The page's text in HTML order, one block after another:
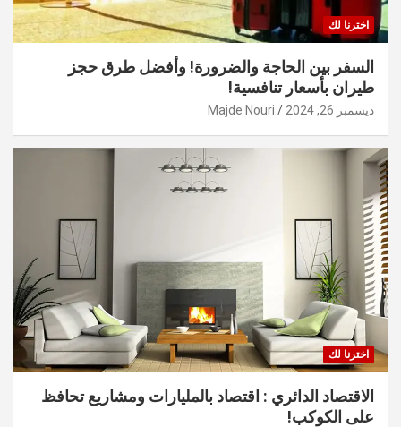
اخترنا لك
السفر بين الحاجة والضرورة! وأفضل طرق حجز
طيران بأسعار تنافسية!
ديسمبر 26, 2024 Majde Nouri
اخترنا لك
الاقتصاد الدائري : اقتصاد بالمليارات ومشاريع تحافظ
على الكوكب!